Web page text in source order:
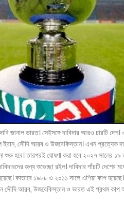
জানাল ভারত। সেইসঙ্গে দাবিদার আরও চারটি
হল ইরান, সৌদি আরব ও উজবেকিস্তান। এখন প্রত্যেক
শুরু হবে। তারপরই ঘোষণা করা হবে ২০২৭ সালের
জন্য শুভেচ্ছা রইল। দাবিদার পাঁচটি
কাতারে ১৯৮৮ ও ২০১১ সালে এশিয়া কাপ
সৌদি আরব, উজবেকিস্তান ও ভারত এই প্রথম